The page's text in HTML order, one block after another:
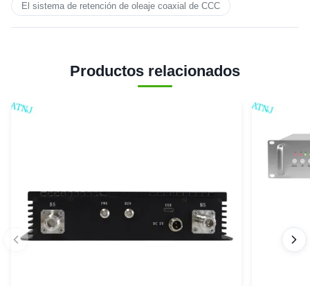
El sistema de retención de oleaje coaxial de CCC
Productos relacionados